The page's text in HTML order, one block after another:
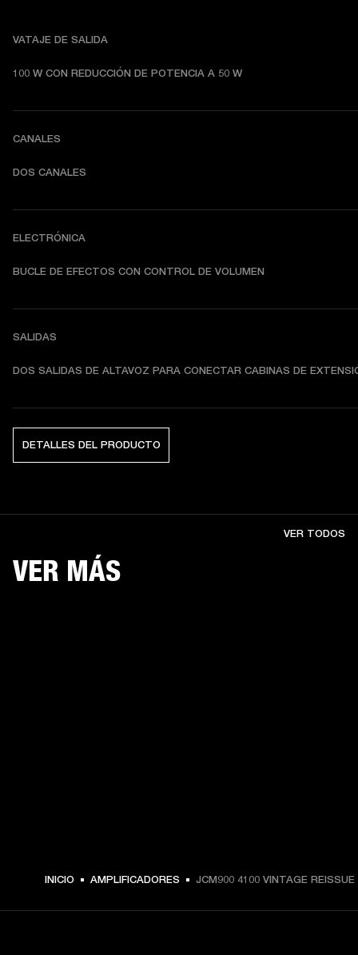
VATAJE DE SALIDA
100 W CON REDUCCIÓN DE POTENCIA A 50 W
CANALES
DOS CANALES
ELECTRÓNICA
BUCLE DE EFECTOS CON CONTROL DE VOLUMEN
SALIDAS
DOS SALIDAS DE ALTAVOZ PARA CONECTAR CABINAS DE
DETALLES DEL PRODUCTO
VER MÁS
VER TODOS
INICIO AMPLIFICADORES JCM900 4100 VINTAGE REISSUE